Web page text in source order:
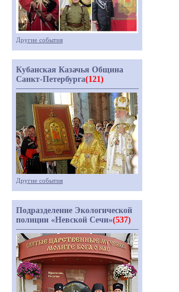
Другие события
Кубанская Казачья Община
Санкт-Петербурга(121)
Другие события
Подразделение Экологической
полиции «Невской Сечи»(537)